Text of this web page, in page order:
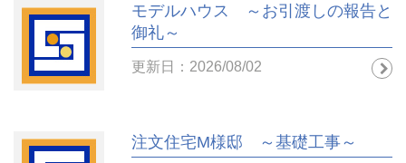
モデルハウス ～お引渡しの報告と
御礼～
更新日：2026/08/02
注文住宅M様邸 ～基礎工事～